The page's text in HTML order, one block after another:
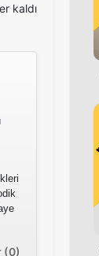
kaldı
(0)